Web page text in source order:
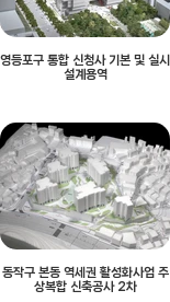
영등포구 통합 신청사 기본 및 실시
설계용역
동작구 본동 역세권 활성화사업 주
상복합 신축공사 2차